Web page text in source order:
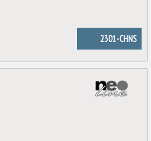
2301-CHNS